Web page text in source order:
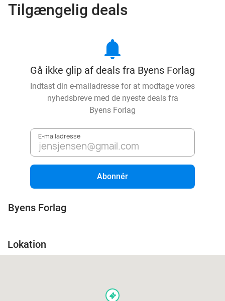
Tilgængelig deals
notifications
Gå ikke glip af deals fra Byens Forlag
Indtast din e-mailadresse for at modtage vores
nyhedsbreve med de nyeste deals fra
Byens Forlag
E-mailadresse
Abonnér
Byens Forlag
Lokation
events